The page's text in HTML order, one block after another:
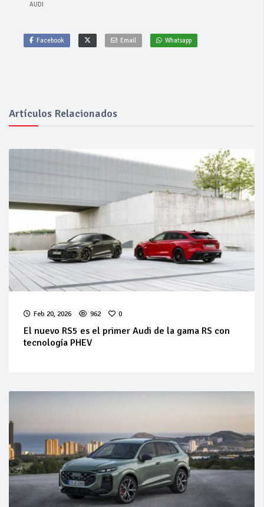
AUDI
Facebook Email Whatsapp
Artículos Relacionados
Feb 20, 2026 962 0
El nuevo RS5 es el primer Audi de la gama RS con
tecnología PHEV